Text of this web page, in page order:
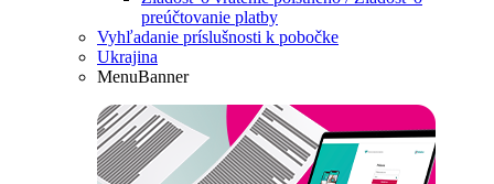
preúčtovanie platby
Vyhľadanie príslušnosti k pobočke
Ukrajina
MenuBanner